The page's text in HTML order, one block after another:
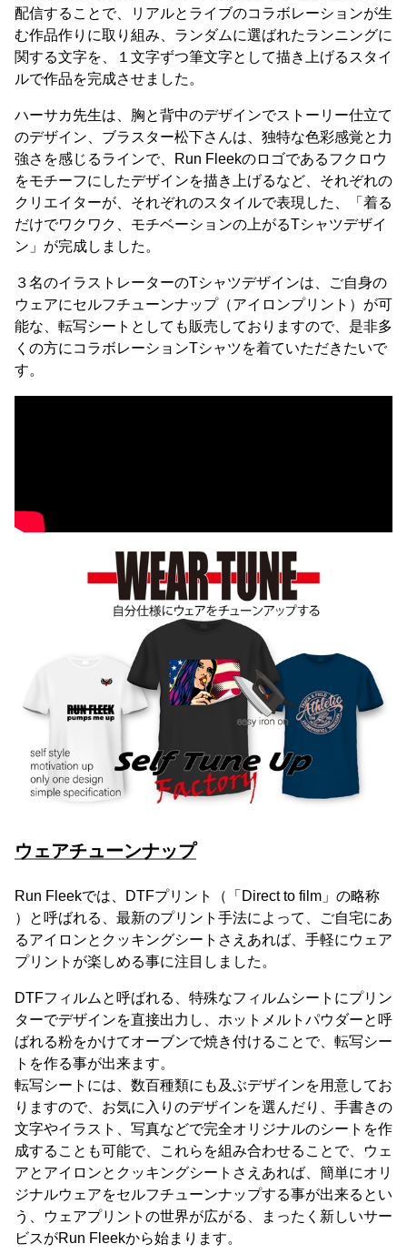
配信することで、リアルとライブのコラボレーションが生
む作品作りに取り組み、ランダムに選ばれたランニングに
関する文字を、１文字ずつ筆文字として描き上げるスタイ
ルで作品を完成させました。
ハーサカ先生は、胸と背中のデザインでストーリー仕立て
のデザイン、ブラスター松下さんは、独特な色彩感覚と力
強さを感じるラインで、Run Fleekのロゴであるフクロウ
をモチーフにしたデザインを描き上げるなど、それぞれの
クリエイターが、それぞれのスタイルで表現した、「着る
だけでワクワク、モチベーションの上がるTシャツデザイ
ン」が完成しました。
３名のイラストレーターのTシャツデザインは、ご自身の
ウェアにセルフチューンナップ（アイロンプリント）が可
能な、転写シートとしても販売しておりますので、是非多
くの方にコラボレーションTシャツを着ていただきたいで
す。
ウェアチューンナップ
Run Fleekでは、DTFプリント（「Direct to film」の略称
）と呼ばれる、最新のプリント手法によって、ご自宅にあ
るアイロンとクッキングシートさえあれば、手軽にウェア
プリントが楽しめる事に注目しました。
DTFフィルムと呼ばれる、特殊なフィルムシートにプリン
ターでデザインを直接出力し、ホットメルトパウダーと呼
ばれる粉をかけてオーブンで焼き付けることで、転写シー
トを作る事が出来ます。
転写シートには、数百種類にも及ぶデザインを用意してお
りますので、お気に入りのデザインを選んだり、手書きの
文字やイラスト、写真などで完全オリジナルのシートを作
成することも可能で、これらを組み合わせることで、ウェ
アとアイロンとクッキングシートさえあれば、簡単にオリ
ジナルウェアをセルフチューンナップする事が出来るとい
う、ウェアプリントの世界が広がる、まったく新しいサー
ビスがRun Fleekから始まります。